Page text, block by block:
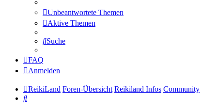
Unbeantwortete Themen
Aktive Themen
Suche
FAQ
Anmelden
ReikiLand Foren-Übersicht Reikiland Infos Community
Suche